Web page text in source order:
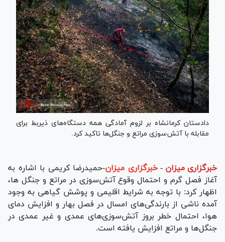
دادستان کرمانشاه بر لزوم آمادگی همه دستگاه‌های ذیربط برای
مقابله با آتش‌سوزی مراتع و جنگل‌ها تاکید کرد.
خبرگزاری میزان - خبرگزاری میزان-حمیدرضا کریمی با اشاره به
آغاز فصل گرم و احتمال وقوع آتش‌سوزی در مراتع و جنگل ها،
اظهار کرد: با توجه به شرایط اقلیمی و پوشش گیاهی به وجود
آمده ناشی از بارندگی‌های امسال در فصل بهار و افزایش دمای
هوا، احتمال خطر بروز آتش‌سوزی‌های عمدی و غیر عمدی در
جنگل‌ها و مراتع افزایش یافته است.